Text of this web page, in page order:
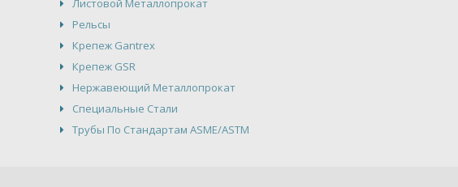
Листовой Металлопрокат
Рельсы
Крепеж Gantrex
Крепеж GSR
Нержавеющий Металлопрокат
Специальные Стали
Трубы По Стандартам ASME/ASTM